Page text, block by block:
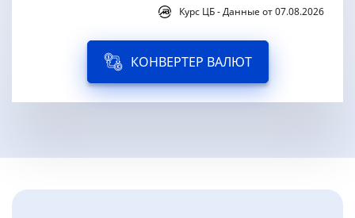
Курс ЦБ - Данные от 07.08.2026
КОНВЕРТЕР ВАЛЮТ